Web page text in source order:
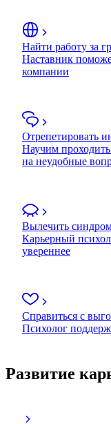
Найти работу за
Наставник
компании
Отрепетировать
Научим проходить
на неудобные
Вылечить
Карьерный
увереннее
Справиться с
Психолог
Развитие